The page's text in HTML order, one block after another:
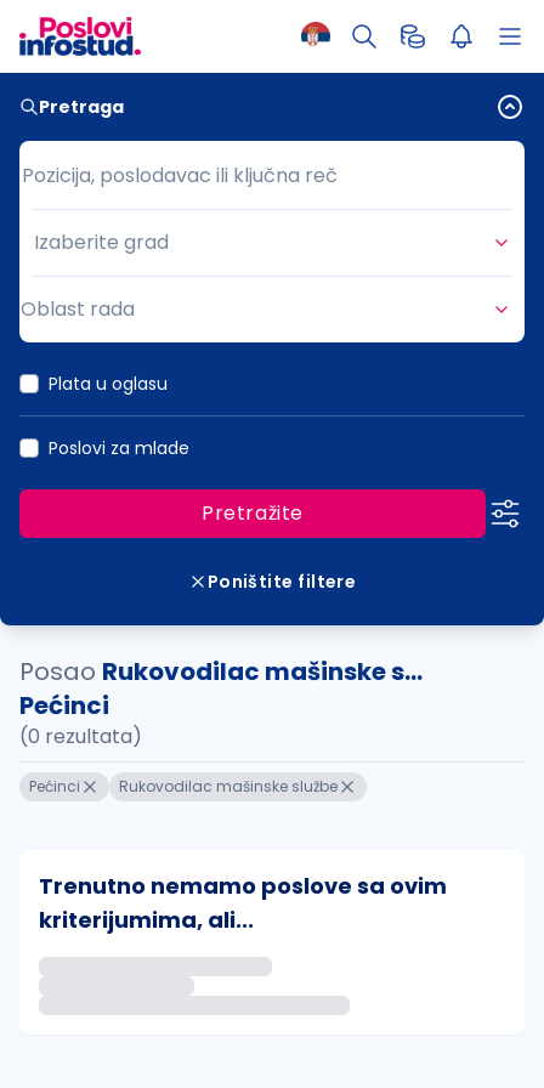
Pretraga
Pozicija, poslodavac ili ključna reč
Pozicija, poslodavac ili ključna reč
Grad
Izaberite grad
Oblast rada
Plata u oglasu
Poslovi za mlade
Pretražite
Poništite filtere
Posao Rukovodilac mašinske s...
Pećinci
(0 rezultata)
Pećinci Rukovodilac mašinske službe
Trenutno nemamo poslove sa ovim
kriterijumima, ali...